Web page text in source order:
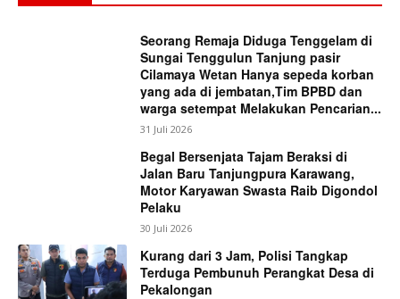
Seorang Remaja Diduga Tenggelam di
Sungai Tenggulun Tanjung pasir
Cilamaya Wetan Hanya sepeda korban
yang ada di jembatan,Tim BPBD dan
warga setempat Melakukan Pencarian...
31 Juli 2026
Begal Bersenjata Tajam Beraksi di
Jalan Baru Tanjungpura Karawang,
Motor Karyawan Swasta Raib Digondol
Pelaku
30 Juli 2026
Kurang dari 3 Jam, Polisi Tangkap
Terduga Pembunuh Perangkat Desa di
Pekalongan